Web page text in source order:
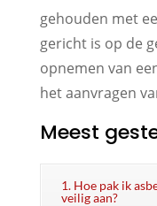
gehouden met
gericht is op de
opnemen van
het aanvragen
Meest
1. Hoe pak ik
veilig aan?